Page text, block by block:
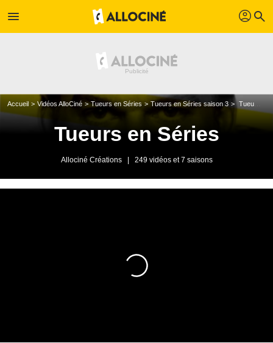
menu profil search
Accueil Vidéos AlloCiné Tueurs en Séries Tueurs en Séries saison 3 Tueurs en séries - Vendredi 25 septembre 2009
Tueurs en Séries
Allociné Créations 249 vidéos et 7 saisons